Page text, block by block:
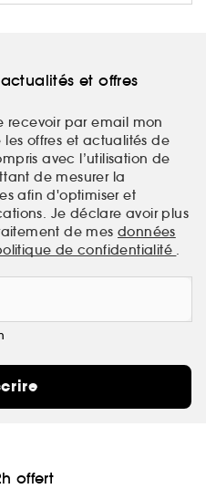
et offres
recevoir par email mon
offres et actualités de
avec l’utilisation de
de mesurer la
afin d'optimiser et
Je déclare avoir plus
de mes données
de confidentialité .
offert